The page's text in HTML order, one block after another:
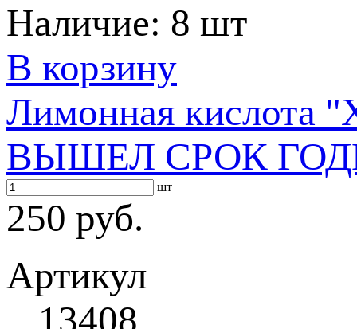
Наличие: 8 шт
В корзину
Лимонная кислота
ВЫШЕЛ СРОК
шт
250 руб.
Артикул
13408